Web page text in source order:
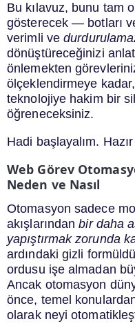
Bu kılavuz, bunu tam
gösterecek — botları
verimli ve
dönüştüreceğinizi
önlemekten
ölçeklendirmeye
teknolojiye hakim bir
öğreneceksiniz.
Hadi başlayalım. Hazır
Web Görev
Neden ve Nasıl
Otomasyon sadece
akışlarındanbir daha
yapıştırmak zorunda
ardındaki gizli
ordusu işe almadan
Ancak otomasyon
önce, temel
olarak neyi